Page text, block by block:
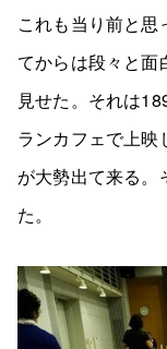
これも当り前と
てからは段々と面
見せた。それは
ランカフェで上映
が大勢出て来る。
た。